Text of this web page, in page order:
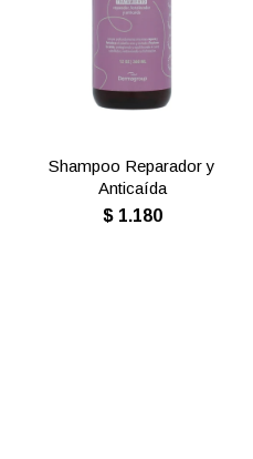
Shampoo Reparador y
Anticaída
$ 1.180